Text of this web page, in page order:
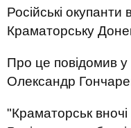
Російські
Краматорську
Про це повідомив у
Олександр
"Краматорськ